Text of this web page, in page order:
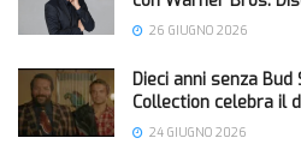
26 GIUGNO 2026
Dieci anni senza Bud
Collection celebra il
24 GIUGNO 2026